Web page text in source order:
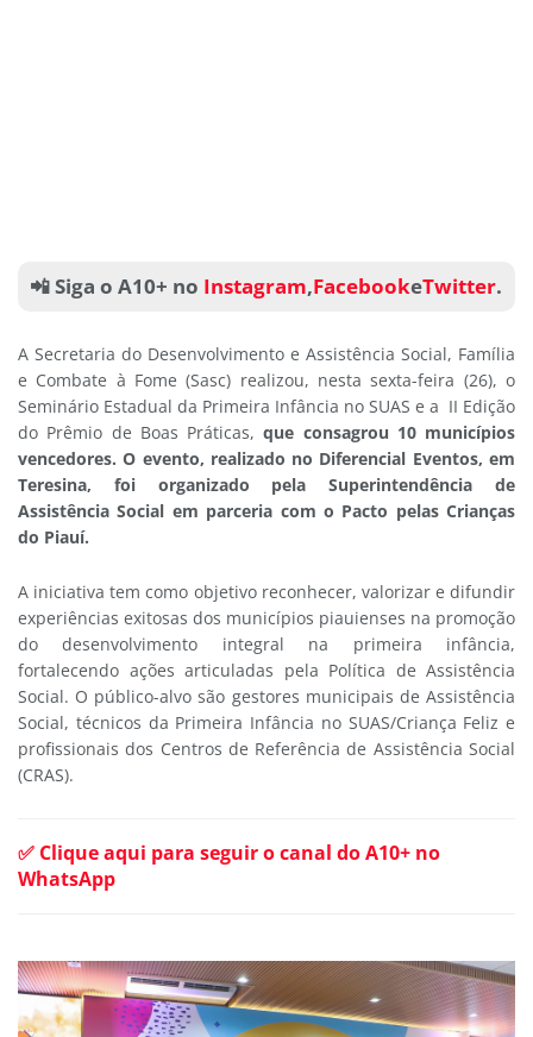
📲 Siga o A10+ no Instagram,FacebookeTwitter.
A Secretaria do Desenvolvimento e Assistência Social, Família
e Combate à Fome (Sasc) realizou, nesta sexta-feira (26), o
Seminário Estadual da Primeira Infância no SUAS e a II Edição
do Prêmio de Boas Práticas,que consagrou 10 municípios
vencedores. O evento, realizado no Diferencial Eventos, em
Teresina, foi organizado pela Superintendência de
Assistência Social em parceria com o Pacto pelas Crianças
do Piauí.
A iniciativa tem como objetivo reconhecer, valorizar e difundir
experiências exitosas dos municípios piauienses na promoção
do desenvolvimento integral na primeira infância,
fortalecendo ações articuladas pela Política de Assistência
Social. O público-alvo são gestores municipais de Assistência
Social, técnicos da Primeira Infância no SUAS/Criança Feliz e
profissionais dos Centros de Referência de Assistência Social
(CRAS).
✅ Clique aqui para seguir o canal do A10+ no
WhatsApp